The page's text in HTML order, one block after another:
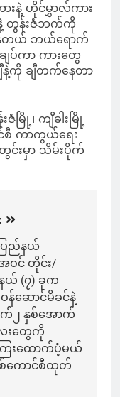
ားနဲ့ ဟိုင်မွှာလ်ကား
နဲ့ တွန်းဇံဘက်ကို
နေတယ် ဘယ်ရောက်
ပ်ကာ ကားတွေ
နဲ့ကို ချီတက်နေတာ
မြို့၊ ကျီခါးမြို့
င်စီ ကာကွယ်ရေး
င်းမှာ သိမ်းပိုက်
ပြည်နယ်
ဝင် တိုင်း/
ယ် (၇) ခုက
ဆောင်မိခင်နဲ့
၂ နှစ်အောက်
းတွေကို
ေးထောက်ပံ့မယ်
ကောင်စီထုတ်